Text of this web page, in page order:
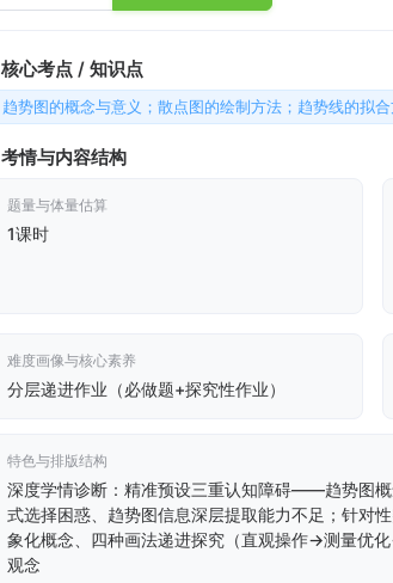
核心考点 / 知识点
趋势图的概念与意义；散点图的绘制方法；趋势线的拟
考情与内容结构
题量与体量估算
1课时
难度画像与核心素养
分层递进作业（必做题+探究性作业）
特色与排版结构
深度学情诊断：精准预设三重认知障碍——趋势图
式选择困惑、趋势图信息深层提取能力不足；针对
象化概念、四种画法递进探究（直观操作→测量优
观念